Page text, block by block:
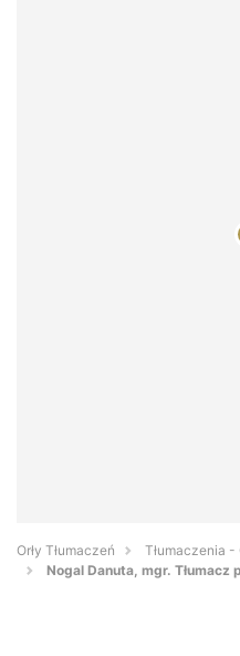
Orły Tłumaczeń
Tłumaczenia -
Nogal Danuta, mgr. Tłumacz